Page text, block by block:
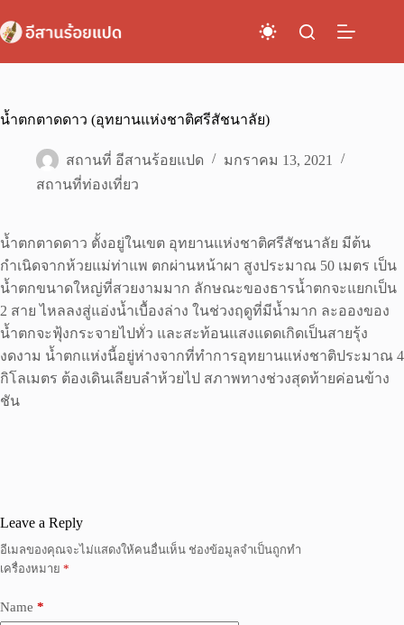
to
content
น้ำตกตาดดาว (อุทยานแห่งชาติศรีสัชนาลัย)
สถานที่ อีสานร้อยแปด
มกราคม 13, 2021
สถานที่ท่องเที่ยว
น้ำตกตาดดาว ตั้งอยู่ในเขต อุทยานแห่งชาติศรีสัชนาลัย มีต้น
กำเนิดจากห้วยแม่ท่าแพ ตกผ่านหน้าผา สูงประมาณ 50 เมตร เป็น
น้ำตกขนาดใหญ่ที่สวยงามมาก ลักษณะของธารน้ำตกจะแยกเป็น
2 สาย ไหลลงสู่แอ่งน้ำเบื้องล่าง ในช่วงฤดูที่มีน้ำมาก ละอองของ
น้ำตกจะฟุ้งกระจายไปทั่ว และสะท้อนแสงแดดเกิดเป็นสายรุ้ง
งดงาม น้ำตกแห่งนี้อยู่ห่างจากที่ทำการอุทยานแห่งชาติประมาณ 4
กิโลเมตร ต้องเดินเลียบลำห้วยไป สภาพทางช่วงสุดท้ายค่อนข้าง
ชัน
Leave a Reply
อีเมลของคุณจะไม่แสดงให้คนอื่นเห็น ช่องข้อมูลจำเป็นถูกทำ
เครื่องหมาย *
Name *